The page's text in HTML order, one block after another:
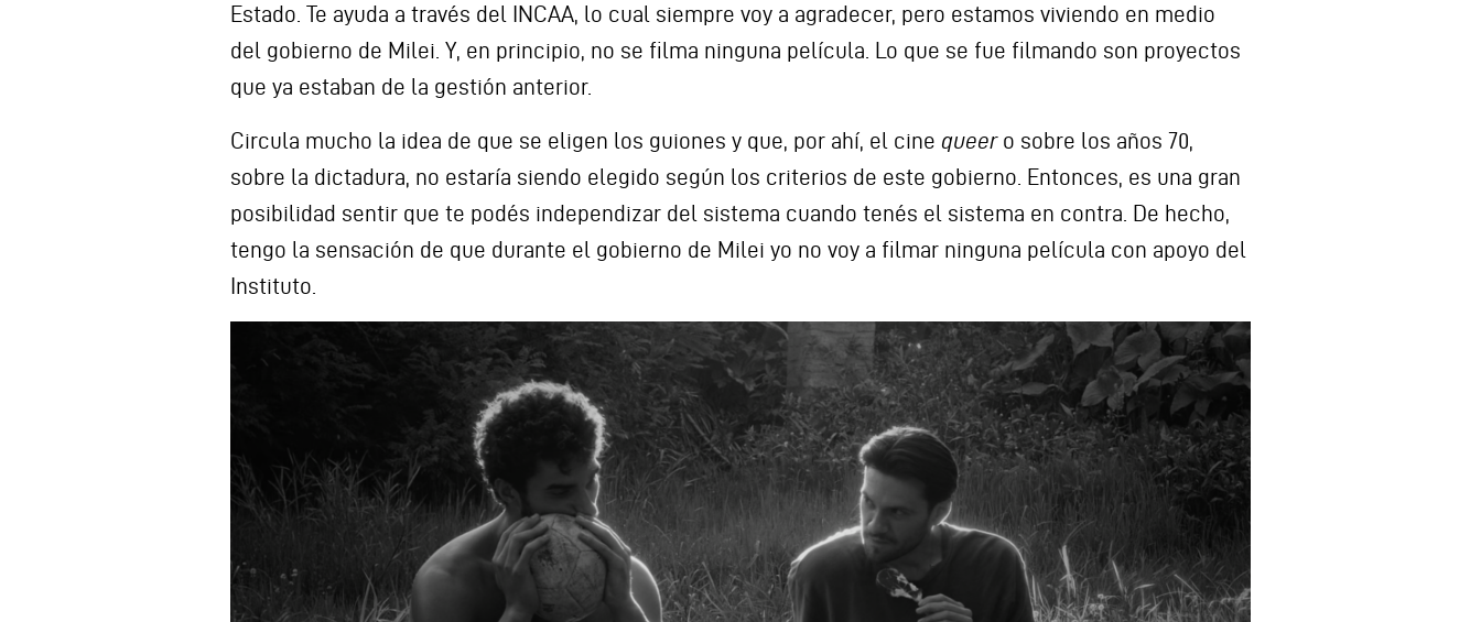
Estado. Te ayuda a través del INCAA, lo cual siempre voy a agradecer, pero estamos viviendo en medio
del gobierno de Milei. Y, en principio, no se filma ninguna película. Lo que se fue filmando son proyectos
que ya estaban de la gestión anterior.
Circula mucho la idea de que se eligen los guiones y que, por ahí, el cine queero sobre los años 70,
sobre la dictadura, no estaría siendo elegido según los criterios de este gobierno. Entonces, es una gran
posibilidad sentir que te podés independizar del sistema cuando tenés el sistema en contra. De hecho,
tengo la sensación de que durante el gobierno de Milei yo no voy a filmar ninguna película con apoyo del
Instituto.